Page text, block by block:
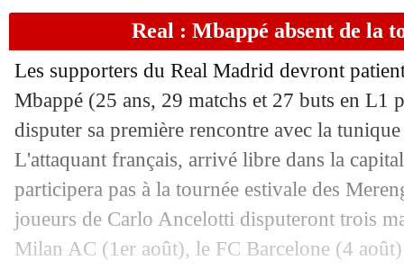
Real : Mbappé absent de la
Les supporters du Real Madrid devront
Mbappé (25 ans, 29 matchs et 27 buts en L1
disputer sa première rencontre avec la
L'attaquant français, arrivé libre dans la
participera pas à la tournée estivale des
joueurs de Carlo Ancelotti disputeront trois
Milan AC (1er août), le FC Barcelone (4
29/07 Monza: Keylor Navas va signer
29/07 Stuttgart : Undav, c'est la fin ?
29/07 Naples: Arsenal pense aussi à
29/07 Strasbourg: accord proche pour
29/07 PSG: le Néerlandais Schouten sur les
29/07 River Plate: Gallardo bientôt de